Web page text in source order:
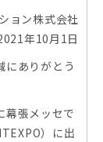
ョン株式会社
年10月1日
にありがとう
幕張メッセで
）に出